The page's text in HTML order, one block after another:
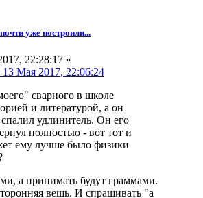
уже построили...
22:28:17 »
Мая 2017, 22:06:24
сварного в школе
и литературой, а он
спалил удлинитель. Он его
полностью - вот тот и
ему лучше было физики
а принимать будут граммами.
вещь. И спрашивать "а